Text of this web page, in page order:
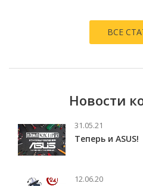
ВСЕ
Новости
31.05.21
Теперь и ASUS!
12.06.20